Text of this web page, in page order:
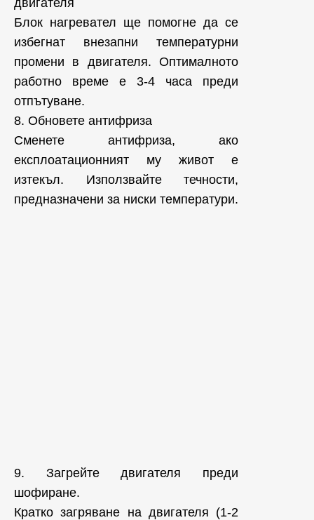
Блок нагревател ще помогне да се
избегнат внезапни температурни
промени в двигателя. Оптималното
работно време е 3-4 часа преди
отпътуване.
8. Обновете антифриза
Сменете антифриза, ако
експлоатационният му живот е
изтекъл. Използвайте течности,
предназначени за ниски температури.
9. Загрейте двигателя преди
шофиране.
Кратко загряване на двигателя (1-2